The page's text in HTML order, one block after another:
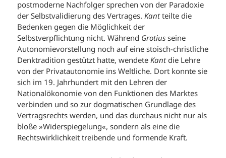
postmoderne Nachfolger sprechen von der Paradoxie
der Selbstvalidierung des Vertrages.Kantteilte die
Bedenken gegen die Möglichkeit der
Selbstverpflichtung nicht. Während Grotius seine
Autonomievorstellung noch auf eine stoisch-christliche
Denktradition gestützt hatte, wendeteKantdie Lehre
von der Privatautonomie ins Weltliche. Dort konnte sie
sich im 19. Jahrhundert mit den Lehren der
Nationalökonomie von den Funktionen des Marktes
verbinden und so zur dogmatischen Grundlage des
Vertragsrechts werden, und das durchaus nicht nur als
bloße »Widerspiegelung«, sondern als eine die
Rechtswirklichkeit treibende und formende Kraft.